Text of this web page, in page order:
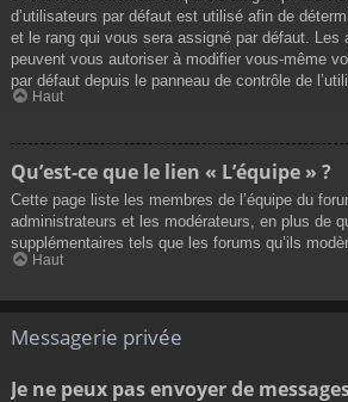
d’utilisateurs par défaut est utilisé afin de
et le rang qui vous sera assigné par défaut. Les
peuvent vous autoriser à modifier vous-même
par défaut depuis le panneau de contrôle de
Haut
Qu’est-ce que le lien « L’équipe » ?
Cette page liste les membres de l’équipe du
administrateurs et les modérateurs, en plus de
supplémentaires tels que les forums qu’ils
Haut
Messagerie privée
Je ne peux pas envoyer de